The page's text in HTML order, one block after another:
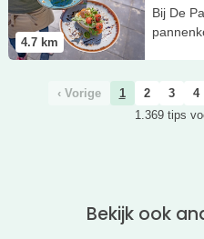
4.7 km
Bij De
‹ Vorige 1 2 3 4
1.369 tips
Bekijk ook